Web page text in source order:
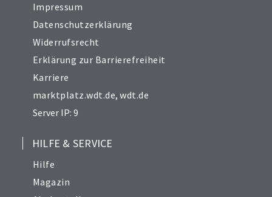
Impressum
Datenschutzerklärung
Widerrufsrecht
Erklärung zur Barrierefreiheit
Karriere
marktplatz.wdt.de,wdt.de
Server IP: 9
HILFE & SERVICE
Hilfe
Magazin